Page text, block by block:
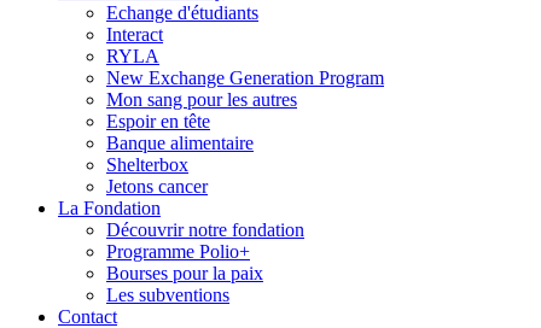
Echange d'étudiants
Interact
RYLA
New Exchange Generation Program
Mon sang pour les autres
Espoir en tête
Banque alimentaire
Shelterbox
Jetons cancer
La Fondation
Découvrir notre fondation
Programme Polio+
Bourses pour la paix
Les subventions
Contact